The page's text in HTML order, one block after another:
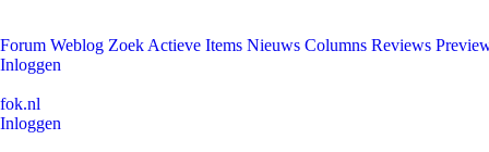
Forum Weblog Zoek Actieve Items Nieuws Columns Reviews
Inloggen
fok.nl
Inloggen